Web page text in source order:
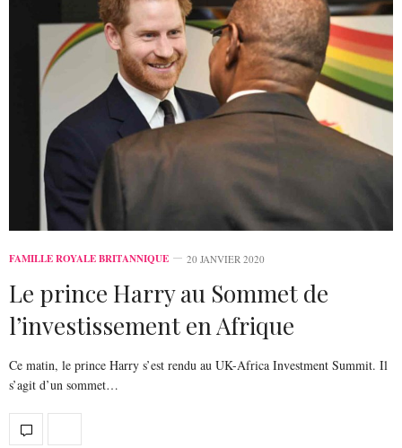
FAMILLE ROYALE BRITANNIQUE 20 JANVIER 2020
Le prince Harry au Sommet de
l’investissement en Afrique
Ce matin, le prince Harry s’est rendu au UK-Africa Investment Summit. Il
s’agit d’un sommet…